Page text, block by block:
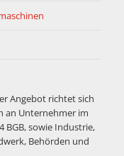
Angebot richtet sich
an Unternehmer im
BGB, sowie Industrie,
Behörden und